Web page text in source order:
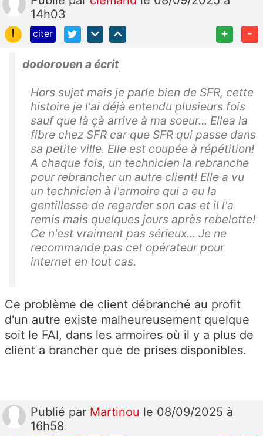
14h03
!
citer + -
dodorouen a écrit
Hors sujet mais je parle bien de SFR, cette
histoire je l'ai déjà entendu plusieurs fois
sauf que là çà arrive à ma soeur... Ellea la
fibre chez SFR car que SFR qui passe dans
sa petite ville. Elle est coupée à répétition!
A chaque fois, un technicien la rebranche
pour rebrancher un autre client! Elle a vu
un technicien à l'armoire qui a eu la
gentillesse de regarder son cas et il l'a
remis mais quelques jours après rebelotte!
Ce n'est vraiment pas sérieux... Je ne
recommande pas cet opérateur pour
internet en tout cas.
Ce problème de client débranché au profit
d'un autre existe malheureusement quelque
soit le FAI, dans les armoires où il y a plus de
client a brancher que de prises disponibles.
Publié par Martinou le 08/09/2025 à
16h58